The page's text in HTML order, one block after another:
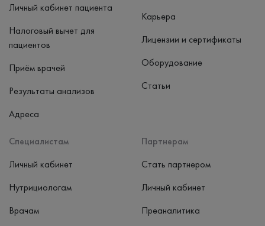
Личный кабинет пациента
Налоговый вычет для
пациентов
Приём врачей
Результаты анализов
Адреса
Специалистам
Личный кабинет
Нутрициологам
Врачам
Партнерам
Стать партнером
Личный кабинет
Преаналитика
Карьера
Лицензии и сертификаты
Оборудование
Статьи